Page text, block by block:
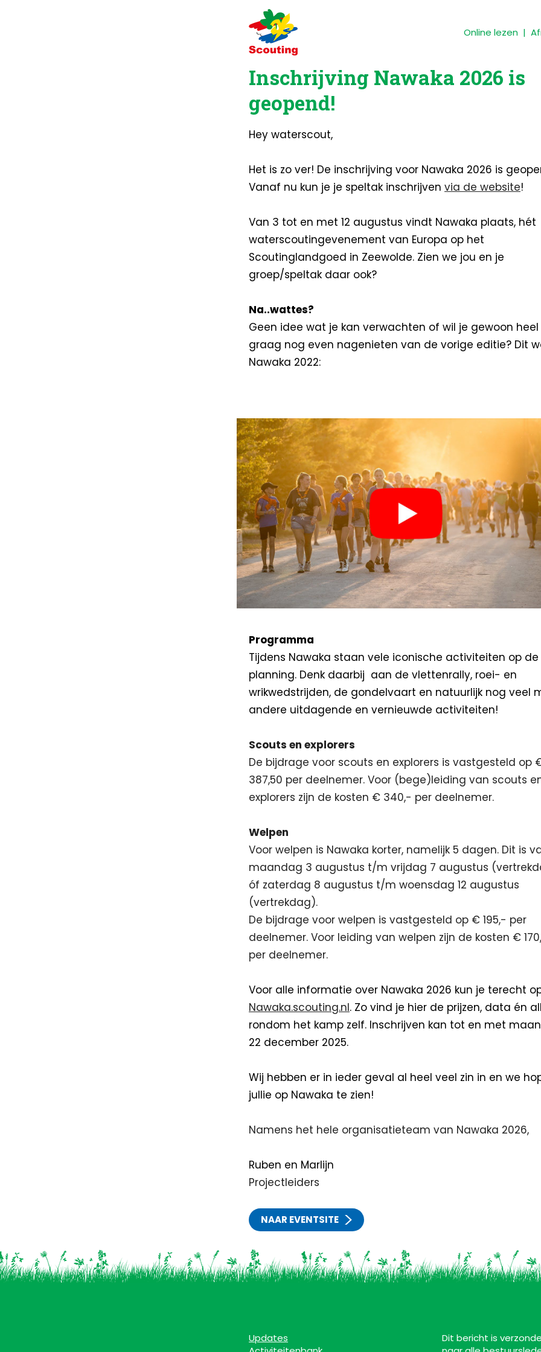
Online lezen |
Inschrijving Nawaka 2026 is
geopend!
Hey waterscout,
Het is zo ver! De inschrijving voor Nawaka 2026 is
Vanaf nu kun je je speltak inschrijven via de website!
Van 3 tot en met 12 augustus vindt Nawaka plaats, hét
waterscoutingevenement van Europa op het
Scoutinglandgoed in Zeewolde. Zien we jou en je
groep/speltak daar ook?
Na..wattes?
Geen idee wat je kan verwachten of wil je gewoon heel
graag nog even nagenieten van de vorige editie? Dit
Nawaka 2022:
Programma
Tijdens Nawaka staan vele iconische activiteiten op de
planning. Denk daarbij aan de vlettenrally, roei- en
wrikwedstrijden, de gondelvaart en natuurlijk nog veel
andere uitdagende en vernieuwde activiteiten!
Scouts en explorers
De bijdrage voor scouts en explorers is vastgesteld op
387,50 per deelnemer. Voor (bege)leiding van scouts
explorers zijn de kosten € 340,- per deelnemer.
Welpen
Voor welpen is Nawaka korter, namelijk 5 dagen. Dit is
maandag 3 augustus t/m vrijdag 7 augustus
óf zaterdag 8 augustus t/m woensdag 12 augustus
(vertrekdag).
De bijdrage voor welpen is vastgesteld op € 195,- per
deelnemer. Voor leiding van welpen zijn de kosten €
per deelnemer.
Voor alle informatie over Nawaka 2026 kun je terecht
Nawaka.scouting.nl. Zo vind je hier de prijzen, data én
rondom het kamp zelf. Inschrijven kan tot en met
22 december 2025.
Wij hebben er in ieder geval al heel veel zin in en we
jullie op Nawaka te zien!
Namens het hele organisatieteam van Nawaka 2026,
Ruben en Marlijn
Projectleiders
NAAR EVENTSITE
Updates
Dit bericht is